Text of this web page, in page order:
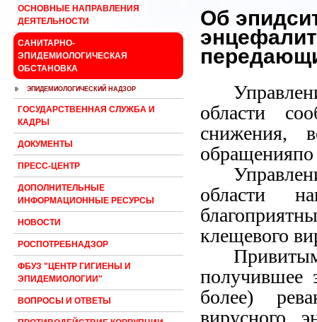
ОСНОВНЫЕ НАПРАВЛЕНИЯ
ДЕЯТЕЛЬНОСТИ
САНИТАРНО-
ЭПИДЕМИОЛОГИЧЕСКАЯ
ОБСТАНОВКА
ЭПИДЕМИОЛОГИЧЕСКИЙ НАДЗОР
ГОСУДАРСТВЕННАЯ СЛУЖБА И
КАДРЫ
ДОКУМЕНТЫ
ПРЕСС-ЦЕНТР
ДОПОЛНИТЕЛЬНЫЕ
ИНФОРМАЦИОННЫЕ РЕСУРСЫ
НОВОСТИ
РОСПОТРЕБНАДЗОР
ФБУЗ "ЦЕНТР ГИГИЕНЫ И
ЭПИДЕМИОЛОГИИ"
ВОПРОСЫ И ОТВЕТЫ
Об
области
снижения,
обращенияпо
области
клещевого
получившее
более)
вирусного